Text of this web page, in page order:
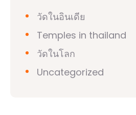
วัดในอินเดีย
Temples in thailand
วัดในโลก
Uncategorized